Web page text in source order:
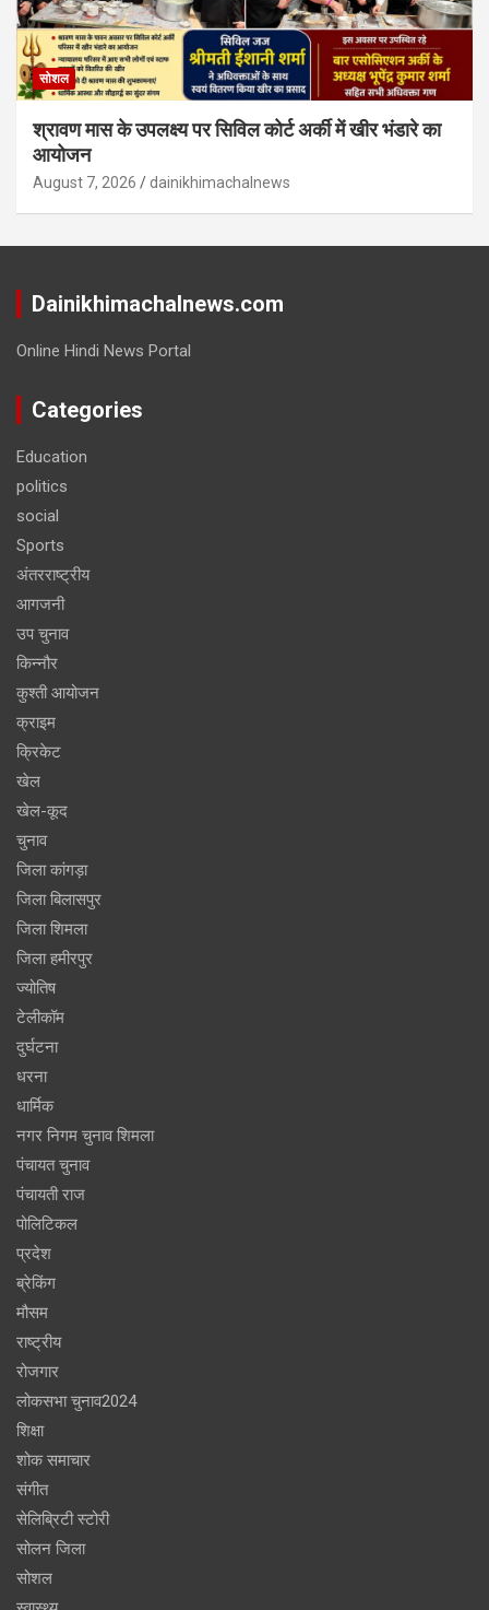
सोशल
श्रावण मास के उपलक्ष्य पर सिविल कोर्ट अर्की में खीर भंडारे का
आयोजन
August 7, 2026 dainikhimachalnews
Dainikhimachalnews.com
Online Hindi News Portal
Categories
Education
politics
social
Sports
अंतरराष्ट्रीय
आगजनी
उप चुनाव
किन्नौर
कुश्ती आयोजन
क्राइम
क्रिकेट
खेल
खेल-कूद
चुनाव
जिला कांगड़ा
जिला बिलासपुर
जिला शिमला
जिला हमीरपुर
ज्योतिष
टेलीकॉम
दुर्घटना
धरना
धार्मिक
नगर निगम चुनाव शिमला
पंचायत चुनाव
पंचायती राज
पोलिटिकल
प्रदेश
ब्रेकिंग
मौसम
राष्ट्रीय
रोजगार
लोकसभा चुनाव2024
शिक्षा
शोक समाचार
संगीत
सेलिब्रिटी स्टोरी
सोलन जिला
सोशल